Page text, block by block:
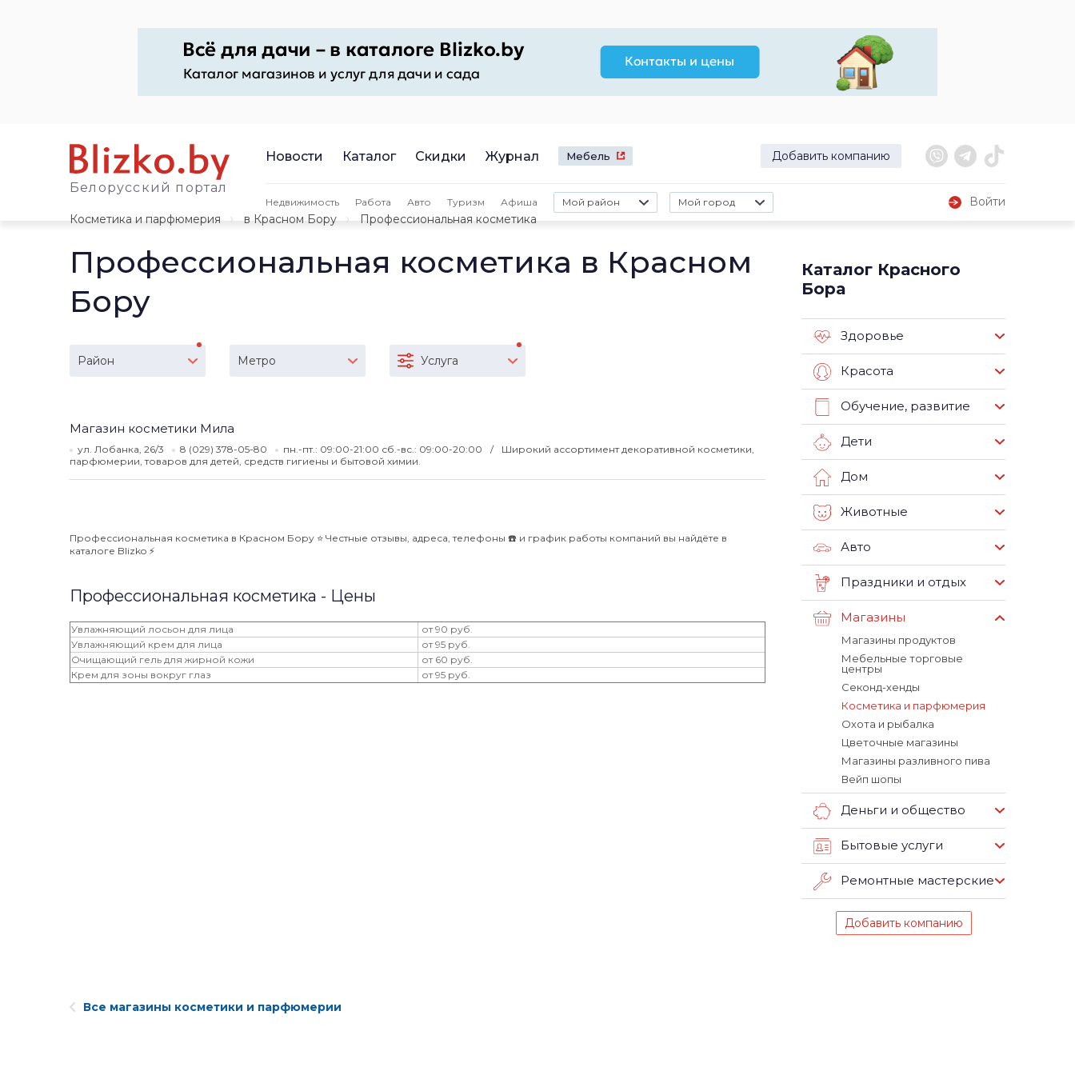
Белорусский портал
Новости Каталог Скидки Журнал Мебель Добавить компанию
Недвижимость Работа Авто Туризм Афиша Мой район Мой город
Войти
Косметика и парфюмерия
в Красном Бору Профессиональная косметика
Профессиональная косметика в Красном
Бору
Район Метро Услуга
Магазин косметики Мила
ул. Лобанка, 26/3 8 (029) 378-05-80 пн.-пт.: 09:00-21:00 сб.-вс.: 09:00-20:00
Широкий ассортимент декоративной косметики,
парфюмерии, товаров для детей, средств гигиены и бытовой химии.
Профессиональная косметика в Красном Бору ⭐️ Честные отзывы, адреса, телефоны ☎️ и график работы компаний вы найдёте в
каталоге Blizko ⚡️
Профессиональная косметика - Цены
Увлажняющий лосьон для лица
от 90 руб.
Увлажняющий крем для лица
от 95 руб.
Очищающий гель для жирной кожи
от 60 руб.
Крем для зоны вокруг глаз
от 95 руб.
Каталог Красного
Бора
Здоровье
Красота
Обучение, развитие
Дети
Дом
Животные
Авто
Праздники и отдых
Магазины
Магазины продуктов
Мебельные торговые
центры
Секонд-хенды
Косметика и парфюмерия
Охота и рыбалка
Цветочные магазины
Магазины разливного пива
Вейп шопы
Деньги и общество
Бытовые услуги
Ремонтные мастерские
Добавить компанию
Все магазины косметики и парфюмерии